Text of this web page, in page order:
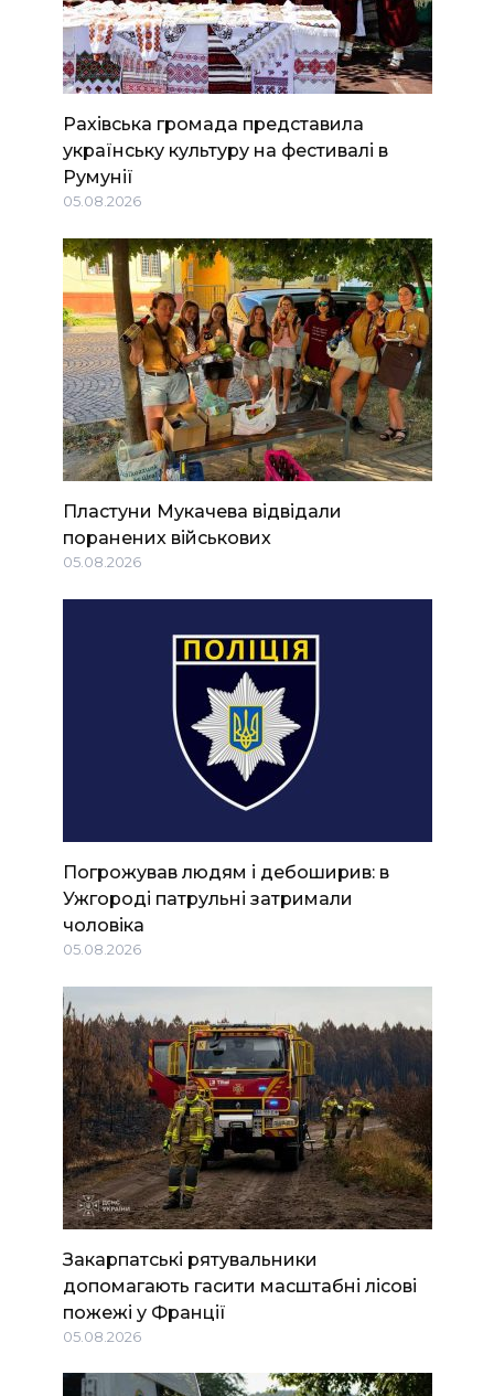
Рахівська громада представила
українську культуру на фестивалі в
Румунії
05.08.2026
Пластуни Мукачева відвідали
поранених військових
05.08.2026
Погрожував людям і дебоширив: в
Ужгороді патрульні затримали
чоловіка
05.08.2026
Закарпатські рятувальники
допомагають гасити масштабні лісові
пожежі у Франції
05.08.2026